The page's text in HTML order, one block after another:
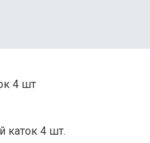
4 шт
каток 4 шт.